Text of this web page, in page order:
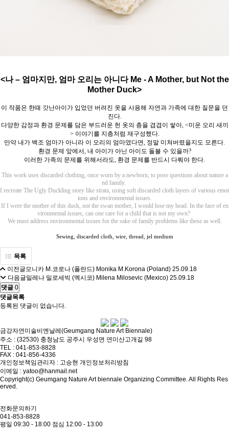
<나 – 엄마지만, 엄마 오리는 아니다 Me - A Mother, but Not the
Mother Duck>
이 작품은 한때 갓난아이가 입었던 버려진 옷을 사용해 자연과 가족에 대한 질문을 던
진다.
다양한 감정과 환경 문제를 담은 부드러운 헌 옷의 층을 겹겹이 쌓아, <미운 오리 새끼
> 이야기를 지층처럼 재구성했다.
만약 내가 백조 엄마가 아니라 이 오리의 엄마였다면, 정말 미쳐버렸을지도 모른다.
환경 문제 앞에서, 내 아이가 아닌 아이도 돌볼 수 있을까?
이러한 가족의 문제를 위해서라도, 환경 문제를 반드시 다뤄야 한다.
This work uses discarded clothing, once worn by a newborn, to pose questions about nature a
nd family.
I recreate The Ugly Duckling story like strata, using soft discarded cloth layers of various emot
ions and environmental issues.
If I were the mother of this duck, not the swan mother, I would lose my head. In the face of en
vironmental issues, can one care for a child that is not my own?
We must address environmental issues for the sake of family problems like these as well.
Sewing, discarded cloth, wire, thread, jel medium
목록
이전글모니카 M.코로나 (폴란드) Monika M.Korona (Poland) 25.09.18
다음글밀레나 밀로세빅 (멕시코) Milena Milosevic (Mexico) 25.09.18
댓글 0
댓글목록
등록된 댓글이 없습니다.
금강자연미술비엔날레(Geumgang Nature Art Biennale)
주소 : (32530) 충청남도 공주시 우성면 연미산고개길 98
TEL : 041-853-8828
FAX : 041-856-4336
개인정보책임관리자 : 고승현 개인정보처리방침
이메일 : yatoo@hanmail.net
Copyright(c) Geumgang Nature Art biennale Organizing Committee. All Rights Res
erved.
전화문의하기
041-853-8828
평일 09:30 - 18:00 점심 12:00 - 13:00